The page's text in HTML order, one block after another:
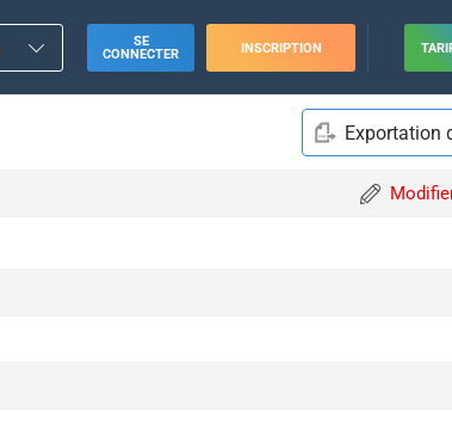
SE
CONNECTER
INSCRIPTION
Exportation